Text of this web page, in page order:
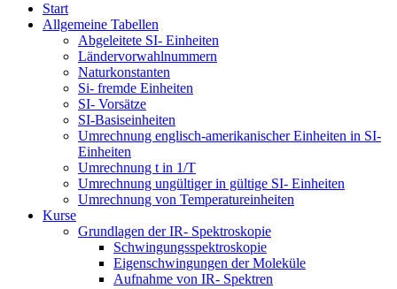
Start
Allgemeine Tabellen
Abgeleitete SI- Einheiten
Ländervorwahlnummern
Naturkonstanten
Si- fremde Einheiten
SI- Vorsätze
SI-Basiseinheiten
Umrechnung englisch-amerikanischer Einheiten in SI-
Einheiten
Umrechnung t in 1/T
Umrechnung ungültiger in gültige SI- Einheiten
Umrechnung von Temperatureinheiten
Kurse
Grundlagen der IR- Spektroskopie
Schwingungsspektroskopie
Eigenschwingungen der Moleküle
Aufnahme von IR- Spektren